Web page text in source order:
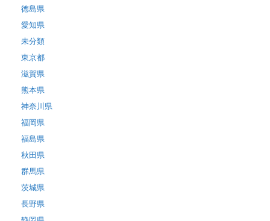
徳島県
愛知県
未分類
東京都
滋賀県
熊本県
神奈川県
福岡県
福島県
秋田県
群馬県
茨城県
長野県